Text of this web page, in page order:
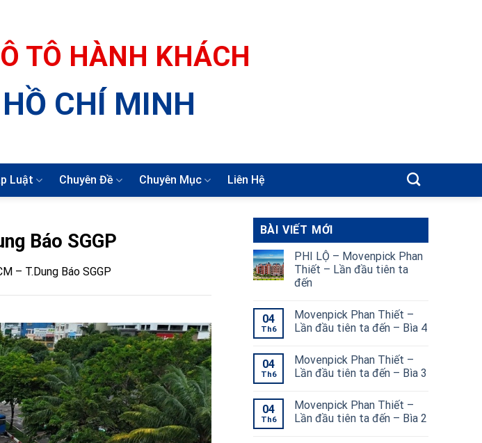
TÔ HÀNH KHÁCH
CHÍ MINH
Luật Chuyên Đề Chuyên Mục Liên Hệ
Báo SGGP
– T.Dung Báo SGGP
BÀI VIẾT MỚI
PHI LỘ – Movenpick Phan
Thiết – Lần đầu tiên ta
đến
04
Th6
Movenpick Phan Thiết –
Lần đầu tiên ta đến – Bìa 4
04
Th6
Movenpick Phan Thiết –
Lần đầu tiên ta đến – Bìa 3
04
Th6
Movenpick Phan Thiết –
Lần đầu tiên ta đến – Bìa 2